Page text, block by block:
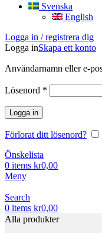
Svenska
English
Logga in / registrera dig
Logga inSkapa ett konto
Användarnamn eller e-
Lösenord *
Logga in
Förlorat ditt lösenord?
Önskelista
0 items kr0,00
Meny
Search
0 items kr0,00
Alla produkter